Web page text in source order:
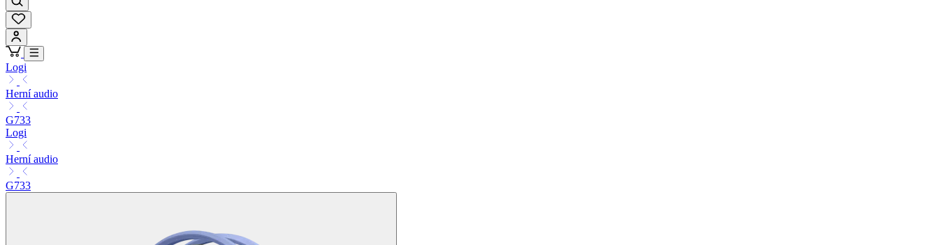
Logi
Herní audio
G733
Logi
Herní audio
G733